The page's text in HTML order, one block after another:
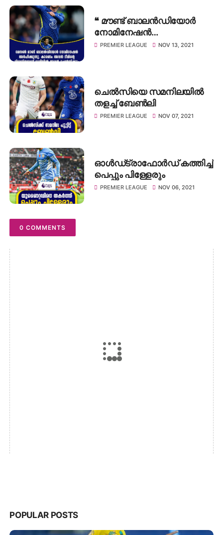
❝ മൗണ്ട് ബാലൻഡിയോർ
നോമിനേഷൻ
അർഹിക്കുന്നു, കാരണം
PREMIER LEAGUE NOV 13, 2021
ചെൽസിയെ സമനിലയിൽ
തളച്ച് ബേൺലി
PREMIER LEAGUE NOV 07, 2021
ഓൾഡ്ട്രാഫോർഡ് കത്തിച്ച്
പെപ്പും പിള്ളേരും
PREMIER LEAGUE NOV 06, 2021
0 COMMENTS
POPULAR POSTS